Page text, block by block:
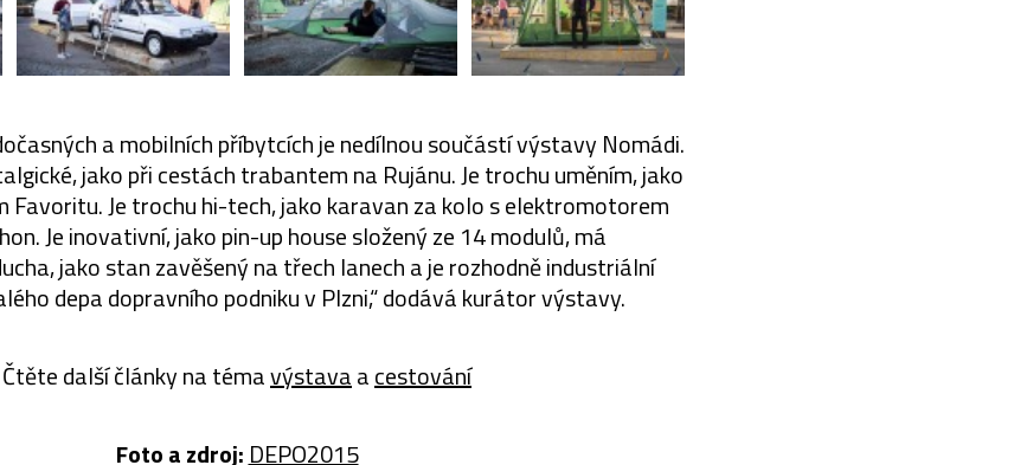
a mobilních příbytcích je nedílnou součástí výstavy Nomádi.
jako při cestách trabantem na Rujánu. Je trochu uměním, jako
Favoritu. Je trochu hi-tech, jako karavan za kolo s elektromotorem
Je inovativní, jako pin-up house složený ze 14 modulů, má
jako stan zavěšený na třech lanech a je rozhodně industriální
depa dopravního podniku v Plzni,“ dodává kurátor výstavy.
Čtěte další články na témavýstavaacestování
Foto a zdroj: DEPO2015